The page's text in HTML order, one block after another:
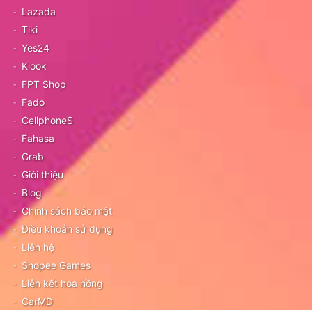
Lazada
Tiki
Yes24
Klook
FPT Shop
Fado
CellphoneS
Fahasa
Grab
Giới thiệu
Blog
Chính sách bảo mật
Điều khoản sử dụng
Liên hệ
Shopee Games
Liên kết hoa hồng
CarMD